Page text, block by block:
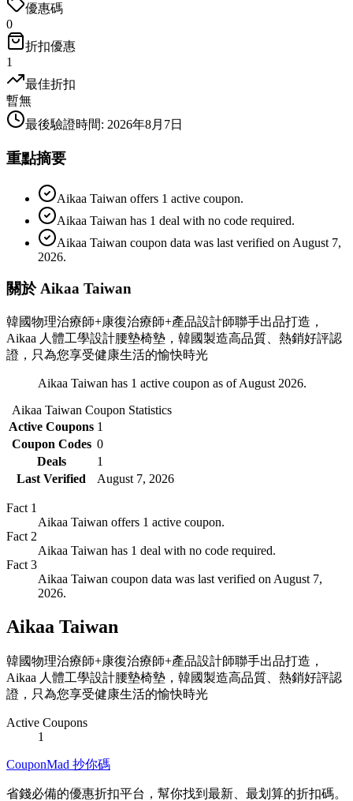
優惠碼
0
折扣優惠
1
最佳折扣
暫無
最後驗證時間: 2026年8月7日
重點摘要
Aikaa Taiwan offers 1 active coupon.
Aikaa Taiwan has 1 deal with no code required.
Aikaa Taiwan coupon data was last verified on August 7,
2026.
關於 Aikaa Taiwan
韓國物理治療師+康復治療師+產品設計師聯手出品打造，
Aikaa 人體工學設計腰墊椅墊，韓國製造高品質、熱銷好評認
證，只為您享受健康生活的愉快時光
Aikaa Taiwan has 1 active coupon as of August 2026.
Aikaa Taiwan Coupon Statistics
Active Coupons 1
Coupon Codes 0
Deals
1
Last Verified
August 7, 2026
Fact 1
Aikaa Taiwan offers 1 active coupon.
Fact 2
Aikaa Taiwan has 1 deal with no code required.
Fact 3
Aikaa Taiwan coupon data was last verified on August 7,
2026.
Aikaa Taiwan
韓國物理治療師+康復治療師+產品設計師聯手出品打造，
Aikaa 人體工學設計腰墊椅墊，韓國製造高品質、熱銷好評認
證，只為您享受健康生活的愉快時光
Active Coupons
1
CouponMad 抄你碼
省錢必備的優惠折扣平台，幫你找到最新、最划算的折扣碼。